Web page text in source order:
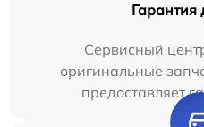
Гарантия
Сервисный
оригинальные
предоставляет